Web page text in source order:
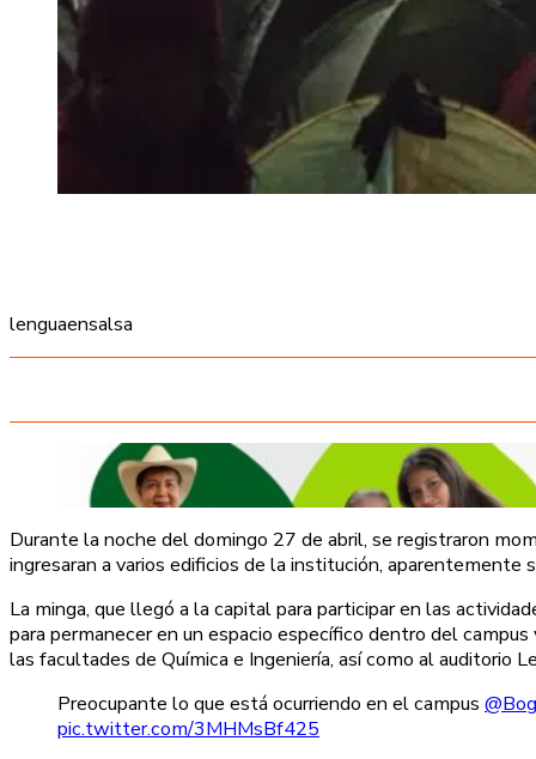
lenguaensalsa
Durante la noche del domingo 27 de abril, se registraron
ingresaran a varios edificios de la institución, aparentemente
La minga, que llegó a la capital para participar en las
para permanecer en un espacio específico dentro del
las facultades de Química e Ingeniería, así como al auditorio
Preocupante lo que está ocurriendo en el campus
pic.twitter.com/3MHMsBf425